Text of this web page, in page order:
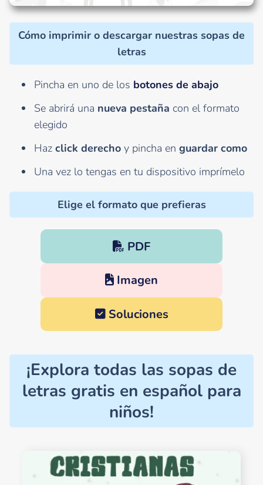
Cómo imprimir o descargar nuestras sopas de
letras
Pincha en uno de los botones de abajo
Se abrirá una nueva pestaña con el formato
elegido
Haz click derecho y pincha en guardar como
Una vez lo tengas en tu dispositivo imprímelo
Elige el formato que prefieras
PDF
Imagen
Soluciones
¡Explora todas las sopas de
letras gratis en español para
niños!